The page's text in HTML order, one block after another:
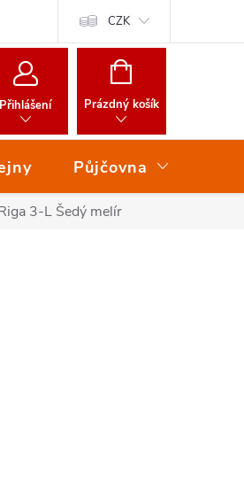
CZK
Přihlášení
NÁKUPNÍ
Prázdný košík
Půjčovna
3-L Šedý melír